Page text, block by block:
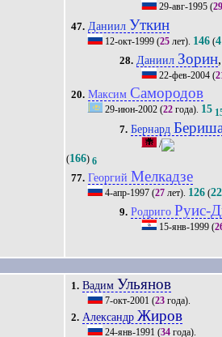
29-авг-1995(29
47. Даниил Уткин
12-окт-1999 (25 лет). 146 (
28. Даниил Зорин
22-фев-2004(
20. МаксимСамородов
29-июн-2002 (22 года). 15
7. Бернард Бериша
/
(166) 6
77. Георгий Мелкадзе
4-апр-1997 (27 лет). 126 (22
9. РодригоРуис-
15-янв-1999(
1. Вадим Ульянов
7-окт-2001 (23 года).
2. Александр Жиров
24-янв-1991 (34 года).